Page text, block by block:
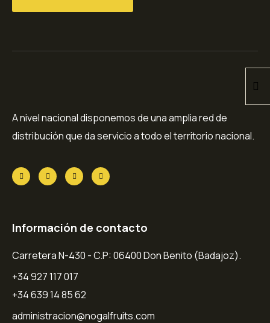
A nivel nacional disponemos de una amplia red de
distribución que da servicio a todo el territorio nacional.
Información de contacto
Carretera N-430 - C.P: 06400 Don Benito (Badajoz).
+34 927 117 017
+34 639 14 85 62
administracion@nogalfruits.com